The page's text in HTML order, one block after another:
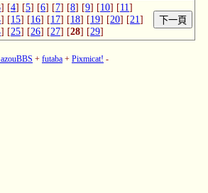
] [4] [5] [6] [7] [8] [9] [10] [11]
] [15] [16] [17] [18] [19] [20] [21]
] [25] [26] [27] [28] [29]
+ futaba + Pixmicat! -